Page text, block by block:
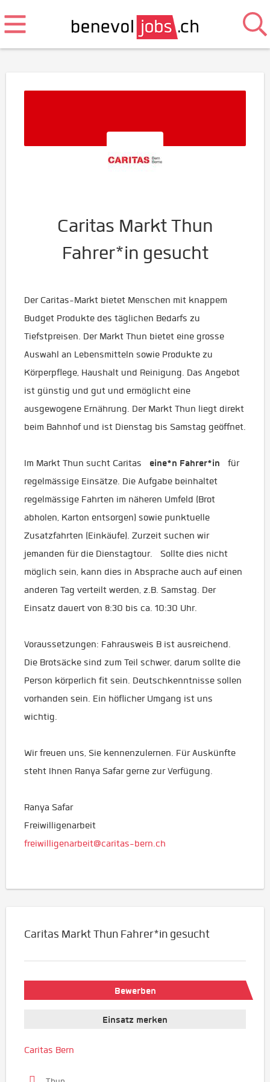
Caritas Markt Thun
Fahrer*in gesucht
Der Caritas-Markt bietet Menschen mit knappem
Budget Produkte des täglichen Bedarfs zu
Tiefstpreisen. Der Markt Thun bietet eine grosse
Auswahl an Lebensmitteln sowie Produkte zu
Körperpflege, Haushalt und Reinigung. Das Angebot
ist günstig und gut und ermöglicht eine
ausgewogene Ernährung. Der Markt Thun liegt direkt
beim Bahnhof und ist Dienstag bis Samstag geöffnet.
Im Markt Thun sucht Caritas eine*n Fahrer*in für
regelmässige Einsätze. Die Aufgabe beinhaltet
regelmässige Fahrten im näheren Umfeld (Brot
abholen, Karton entsorgen) sowie punktuelle
Zusatzfahrten (Einkäufe). Zurzeit suchen wir
jemanden für die Dienstagtour. Sollte dies nicht
möglich sein, kann dies in Absprache auch auf einen
anderen Tag verteilt werden, z.B. Samstag. Der
Einsatz dauert von 8:30 bis ca. 10:30 Uhr.
Voraussetzungen: Fahrausweis B ist ausreichend.
Die Brotsäcke sind zum Teil schwer, darum sollte die
Person körperlich fit sein. Deutschkenntnisse sollen
vorhanden sein. Ein höflicher Umgang ist uns
wichtig.
Wir freuen uns, Sie kennenzulernen. Für Auskünfte
steht Ihnen Ranya Safar gerne zur Verfügung.
Ranya Safar
Freiwilligenarbeit
freiwilligenarbeit@caritas-bern.ch
Caritas Markt Thun Fahrer*in gesucht
Bewerben
Einsatz merken
Caritas Bern